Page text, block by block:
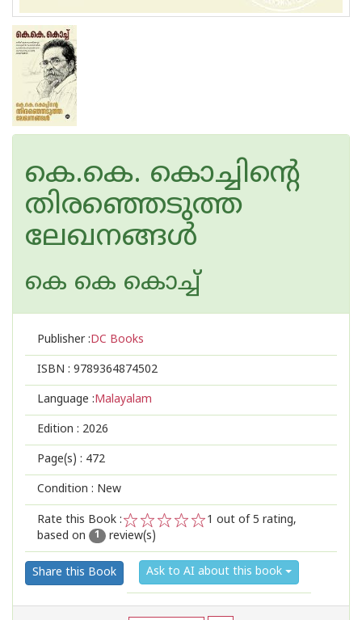
കെ.കെ. കൊച്ചിന്റെ
തിരഞ്ഞെടുത്ത
ലേഖനങ്ങൾ
കെ കെ കൊച്ച്
Publisher :DC Books
ISBN : 9789364874502
Language :Malayalam
Edition : 2026
Page(s) : 472
Condition : New
Rate this Book :
2
1
1 out of 5 rating,
based on
1 review(s)
Share this Book Ask to AI about this book